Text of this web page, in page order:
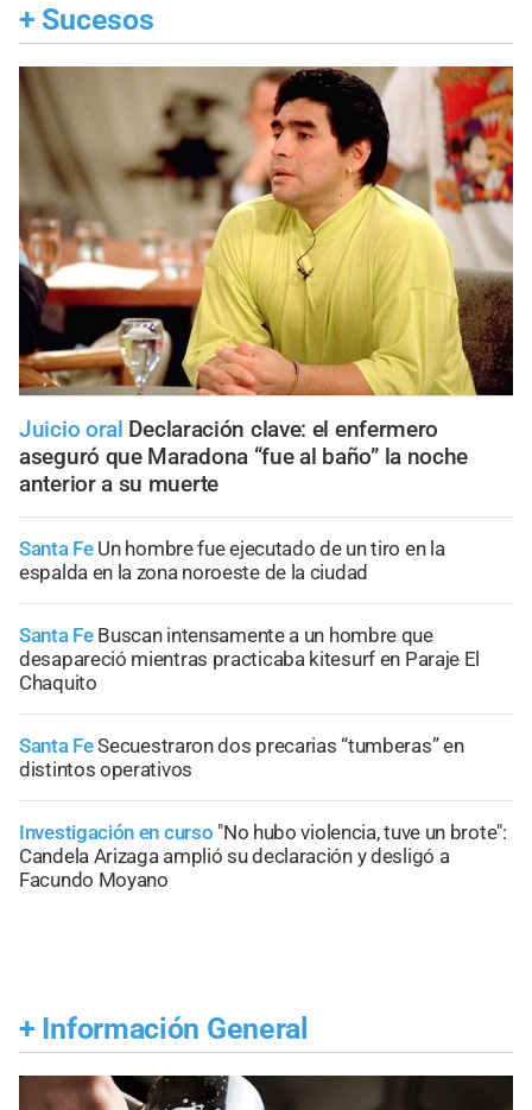
+ Sucesos
Juicio oral Declaración clave: el enfermero
aseguró que Maradona “fue al baño” la noche
anterior a su muerte
Santa Fe Un hombre fue ejecutado de un tiro en la
espalda en la zona noroeste de la ciudad
Santa Fe Buscan intensamente a un hombre que
desapareció mientras practicaba kitesurf en Paraje El
Chaquito
Santa FeSecuestraron dos precarias “tumberas” en
distintos operativos
Investigación en curso "No hubo violencia, tuve un brote":
Candela Arizaga amplió su declaración y desligó a
Facundo Moyano
+ Información General